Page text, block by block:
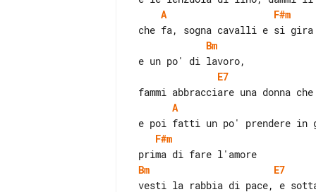
A
F#m
Bm
E7
A
F#m
Bm
E7